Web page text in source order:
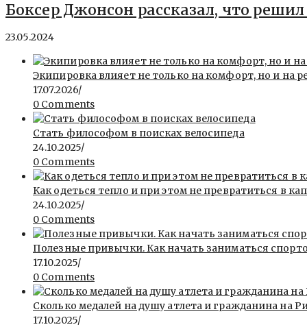
Боксер Джонсон рассказал, что
23.05.2024
Экипировка влияет не только на комфорт, но и на
17.07.2026/
0 Comments
Стать философом в поисках велосипеда
24.10.2025/
0 Comments
Как одеться тепло и при этом не превратиться в
24.10.2025/
0 Comments
Полезные привычки. Как начать заниматься
17.10.2025/
0 Comments
Сколько медалей на душу атлета и гражданина на
17.10.2025/